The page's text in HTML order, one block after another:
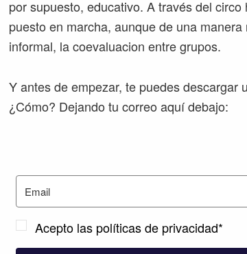
por supuesto, educativo. A través del circo
puesto en marcha, aunque de una manera
informal, la coevaluacion entre grupos.
Y antes de empezar, te puedes descargar
¿Cómo? Dejando tu correo aquí debajo:
Acepto las políticas de privacidad*